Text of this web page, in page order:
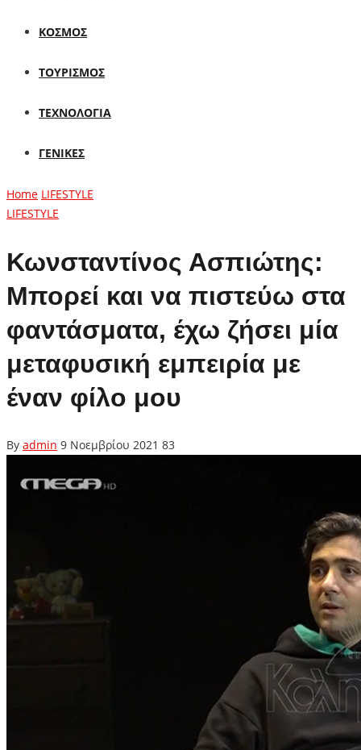
ΚΟΣΜΟΣ
ΤΟΥΡΙΣΜΟΣ
ΤΕΧΝΟΛΟΓΙΑ
ΓΕΝΙΚΕΣ
Home LIFESTYLE
LIFESTYLE
Κωνσταντίνος Ασπιώτης:
Μπορεί και να πιστεύω στα
φαντάσματα, έχω ζήσει μία
μεταφυσική εμπειρία με
έναν φίλο μου
By admin 9 Νοεμβρίου 2021 83